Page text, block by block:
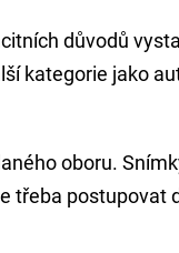
důvodů
kategorie jako
oboru.
třeba postupovat